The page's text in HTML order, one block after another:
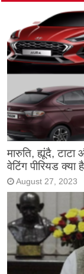
मारुति, ह्यूंदै,
वेटिंग पीरियड क्या
August 27, 2023